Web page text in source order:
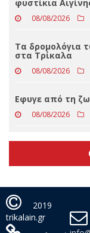
Πολωνίας με
08/08/2026
Φουρνιστά
φυστίκια Αιγίνης
08/08/2026
Τα δρομολόγια
στα Τρίκαλα
Eφυγε από τη
08/08/2026